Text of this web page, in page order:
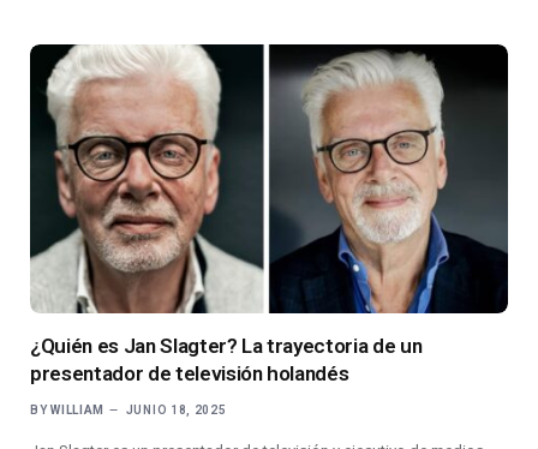
¿Quién es Jan Slagter? La trayectoria de un
presentador de televisión holandés
BY WILLIAM JUNIO 18, 2025